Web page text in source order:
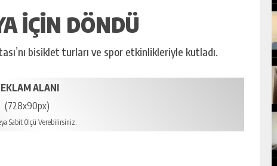
IÇIN DÖNDÜ
bisiklet turları ve spor etkinlikleriyle kutladı.
ALANI
(728x90px)
Sabit Ölçü Verebilirsiniz.